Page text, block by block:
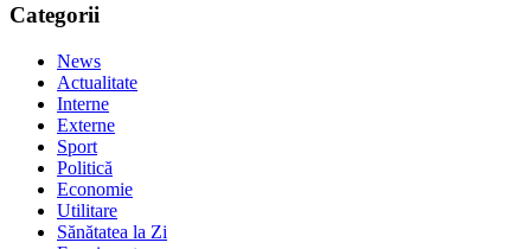
Categorii
News
Actualitate
Interne
Externe
Sport
Politică
Economie
Utilitare
Sănătatea la Zi